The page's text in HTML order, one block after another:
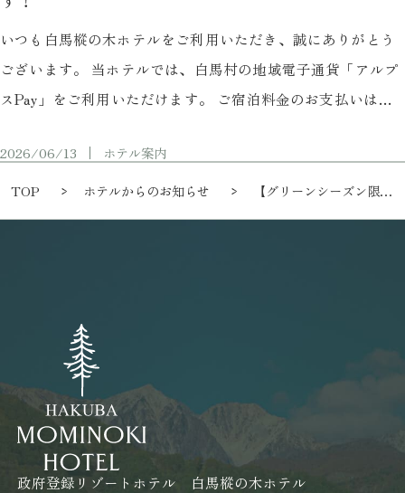
さまへお届けしています😊 カラフルでかわいらしいキャン
ディは、白馬 …
いつも白馬樅の木ホテルをご利用いただき、誠にありがとう
ございます。 当ホテルでは、白馬村の地域電子通貨「アルプ
スPay」をご利用いただけます。 ご宿泊料金のお支払いはも
ティープランのお支払いにもご利用いただけます。 【アルプ
スPayご利用対象】・宿泊料金・レストランでの飲食代・宴
会、パーティープラン・館内での各種お支払い スマートフォ
2026/06/13
ホテル案内
TOP
ホテルからのお知らせ 【グリーンシーズン限定】テラスBBQ＆鉄板グリルプランのお知らせ
政府登録リゾートホテル 白馬樅の木ホテル